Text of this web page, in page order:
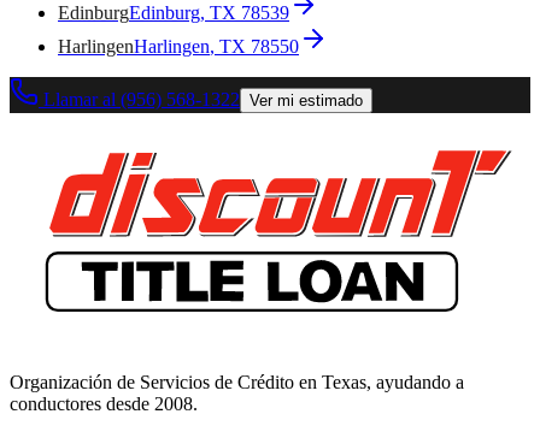
EdinburgEdinburg, TX 78539
HarlingenHarlingen, TX 78550
Llamar al (956) 568-1322 Ver mi estimado
Organización de Servicios de Crédito en Texas, ayudando a
conductores desde 2008.